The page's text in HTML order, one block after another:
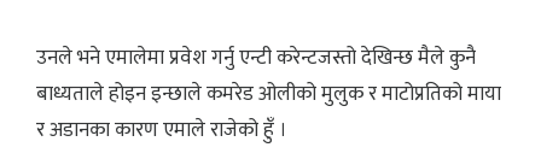
उनले भने एमालेमा प्रवेश गर्नु एन्टी करेन्टजस्तो देखिन्छ मैले कुनै
बाध्यताले होइन इन्छाले कमरेड ओलीको मुलुक र माटोप्रतिको माया
र अडानका कारण एमाले राजेको हुँ ।